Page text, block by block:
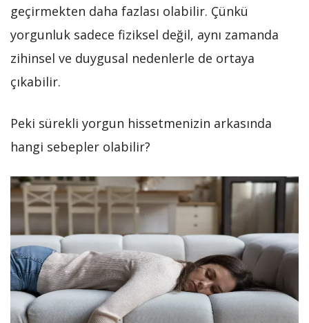
geçirmekten daha fazlası olabilir. Çünkü
yorgunluk sadece fiziksel değil, aynı zamanda
zihinsel ve duygusal nedenlerle de ortaya
çıkabilir.
Peki sürekli yorgun hissetmenizin arkasında
hangi sebepler olabilir?